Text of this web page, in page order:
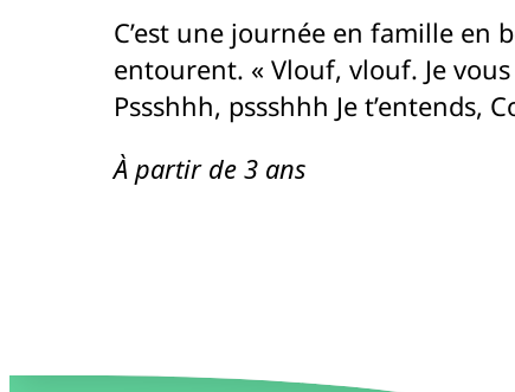
C’est une journée en famille en
entourent. « Vlouf, vlouf. Je
Pssshhh, pssshhh Je t’entends,
À partir de 3 ans